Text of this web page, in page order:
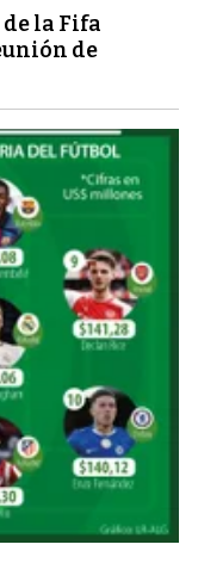
la Fifa
de